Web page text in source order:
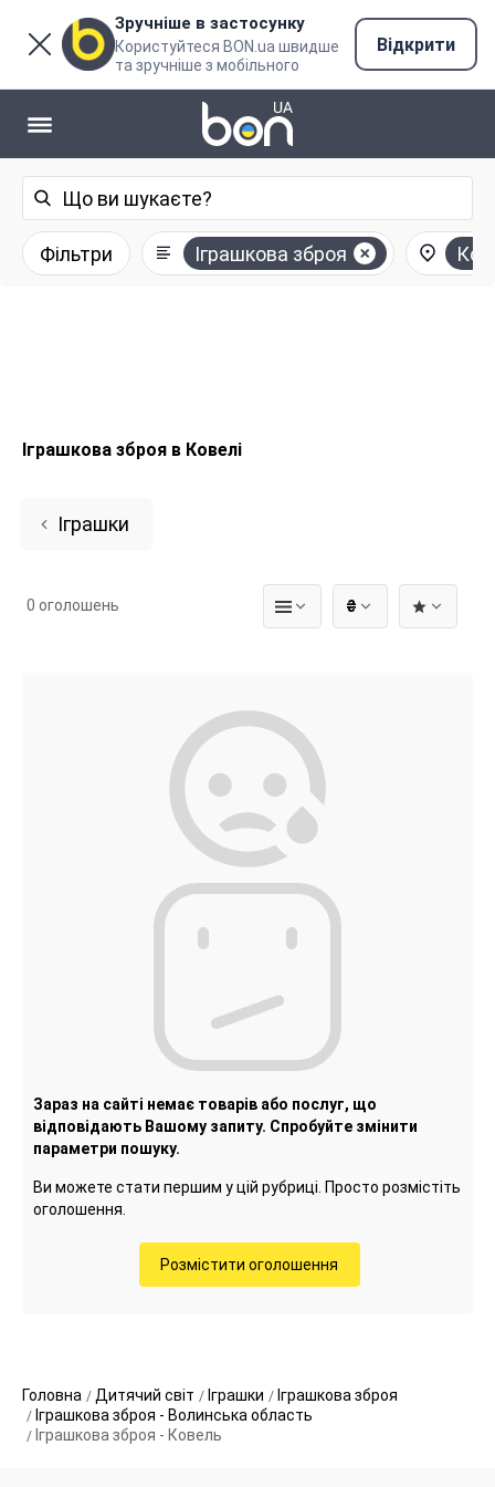
Зручніше в застосунку
Користуйтеся BON.ua швидше
та зручніше з мобільного
Відкрити
Фільтри Іграшкова зброя
Іграшкова зброя в Ковелі
Іграшки
₴
0 оголошень
Зараз на сайті немає товарів або послуг, що
відповідають Вашому запиту. Спробуйте змінити
параметри пошуку.
Ви можете стати першим у цій рубриці. Просто розмістіть
оголошення.
Розмістити оголошення
Головна Дитячий світ Іграшки
Іграшкова зброя
Іграшкова зброя - Волинська область
Іграшкова зброя - Ковель